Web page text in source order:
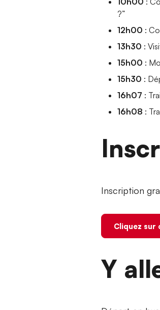
?”
12h00 :
13h30 :
15h00 :
15h30 :
16h07 :
16h08 :
Inscription
Cliquez sur
Y